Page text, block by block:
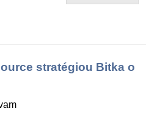
stratégiou Bitka o